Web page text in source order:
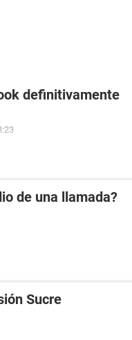
definitivamente
de una llamada?
Sucre